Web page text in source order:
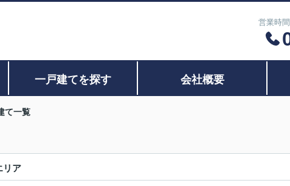
営業時
一戸建てを探す 会社概要
て一覧
リア